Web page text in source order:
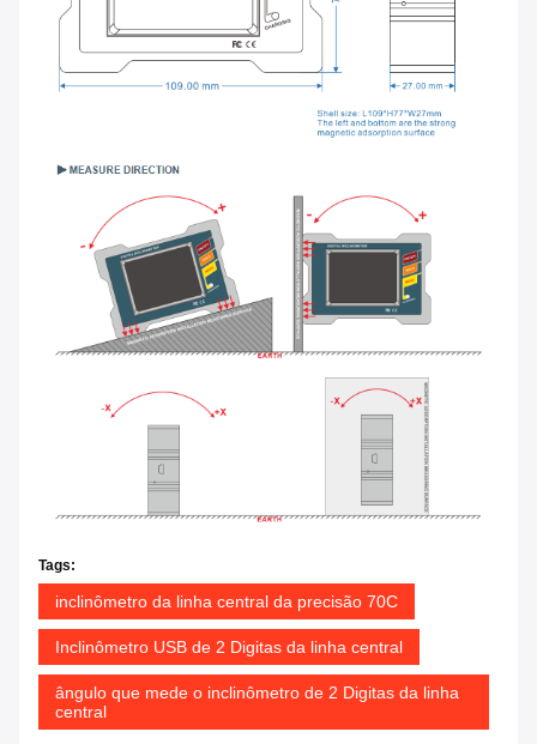
Tags:
inclinômetro da linha central da precisão 70C
Inclinômetro USB de 2 Digitas da linha central
ângulo que mede o inclinômetro de 2 Digitas da linha
central